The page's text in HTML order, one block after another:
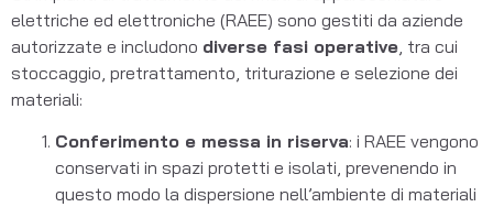
elettriche ed elettroniche (RAEE) sono gestiti da aziende
autorizzate e includono diverse fasi operative , tra cui
stoccaggio, pretrattamento, triturazione e selezione dei
materiali:
Conferimento e messa in riserva: i RAEE vengono
conservati in spazi protetti e isolati, prevenendo in
questo modo la dispersione nell’ambiente di materiali